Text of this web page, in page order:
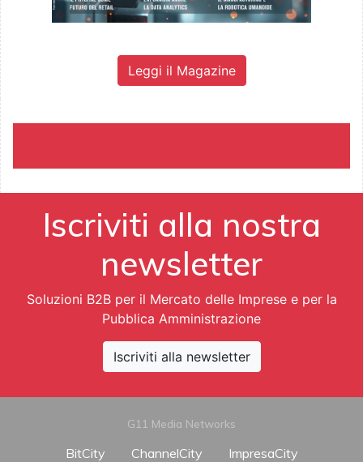
Leggi il Magazine
Iscriviti alla nostra
newsletter
Soluzioni B2B per il Mercato delle Imprese e per la
Pubblica Amministrazione
Iscriviti alla newsletter
G11 Media Networks
BitCity ChannelCity
ImpresaCity